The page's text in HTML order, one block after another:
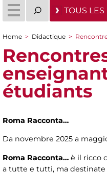
TOUS
You are here
Home > Didactique >
étudiants
Roma Racconta…
Da novembre 2025 a
Roma Racconta… è il ricco
a tutte e tutti, ma